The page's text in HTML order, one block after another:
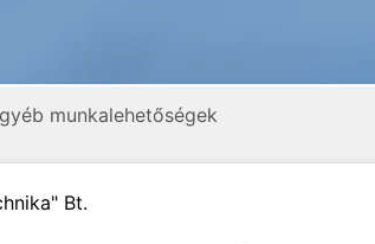
munkalehetőségek
Bt.